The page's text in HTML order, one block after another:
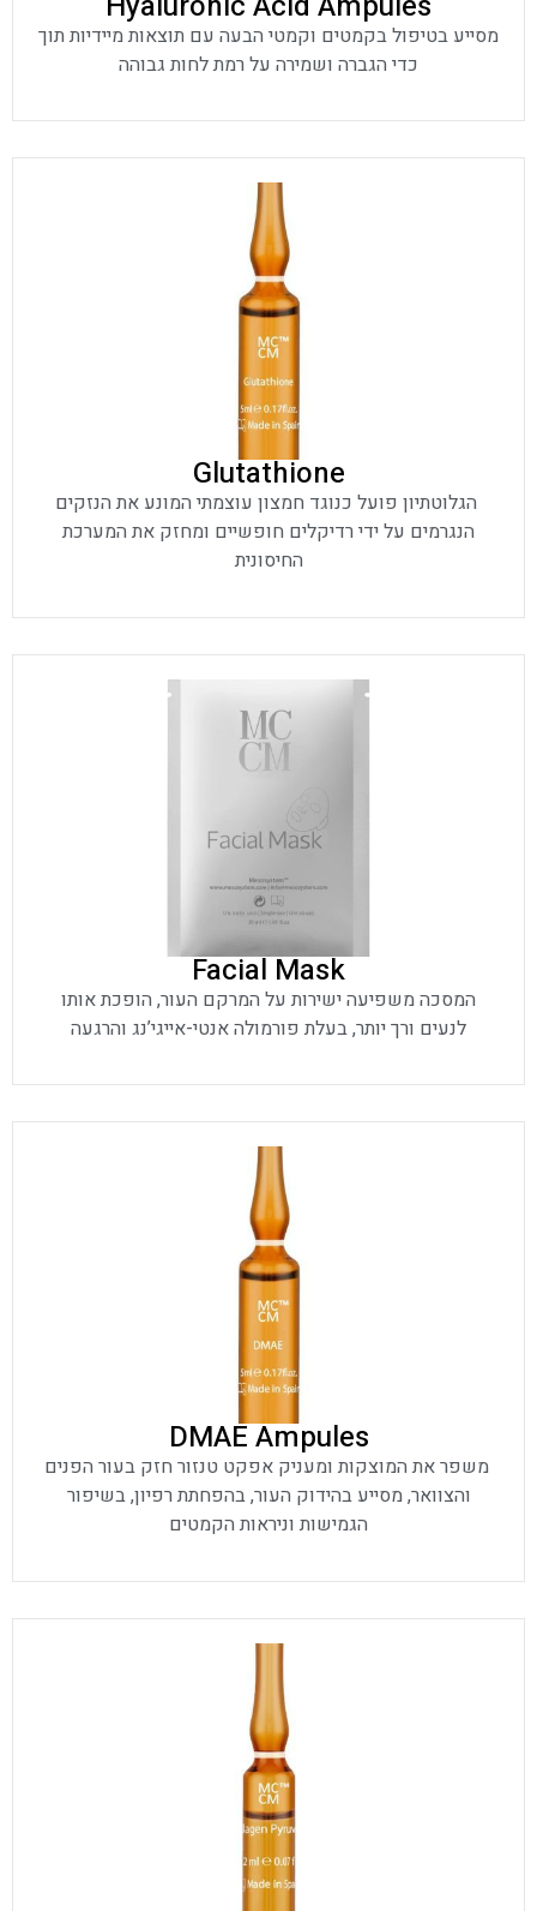
מסייע בטיפול בקמטים וקמטי הבעה עם תוצאות מיידיות תוך
כדי הגברה ושמירה על רמת לחות גבוהה
Glutathione
הגלוטתיון פועל כנוגד חמצון עוצמתי המונע את הנזקים
הנגרמים על ידי רדיקלים חופשיים ומחזק את המערכת
החיסונית
Facial Mask
המסכה משפיעה ישירות על המרקם העור, הופכת אותו
לנעים ורך יותר, בעלת פורמולה אנטי-אייגי’נג והרגעה
DMAE Ampules
משפר את המוצקות ומעניק אפקט טנזור חזק בעור הפנים
והצוואר, מסייע בהידוק העור, בהפחתת רפיון, בשיפור
הגמישות וניראות הקמטים